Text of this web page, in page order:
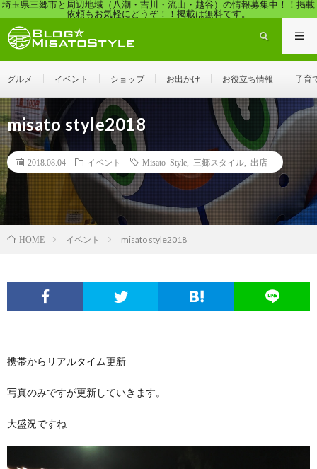
埼玉県三郷市と周辺地域（八潮・吉川・流山・越谷）の情報募集中！！掲載
依頼もお気軽にどうぞ！！掲載は無料です。
グルメ イベント ショップ お出かけ お役立ち情報 子育
misato style2018
2018.08.04 イベント Misato Style 三郷スタイル 出店
HOME イベント misato style2018
携帯からリアルタイム更新
写真のみですが更新していきます。
大盛況ですね